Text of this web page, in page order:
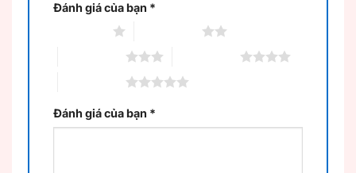
Đánh giá của bạn *
Đánh giá của bạn *